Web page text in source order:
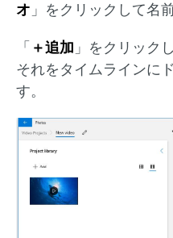
オ 」をクリックして名
「 ＋追加 」をクリック
それをタイムラインに
す。